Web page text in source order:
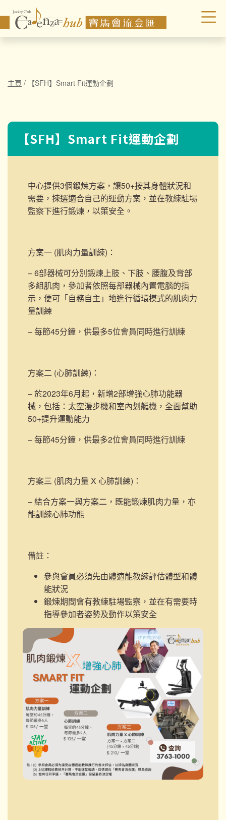
主頁 / 【SFH】Smart Fit運動企劃
【SFH】Smart Fit運動企劃
中心提供3個鍛煉方案，讓50+按其身體狀況和
需要，揀選適合自己的運動方案，並在教練駐場
監察下進行鍛煉，以策安全。
方案一 (肌肉力量訓練) ：
– 6部器械可分別鍛煉上肢、下肢、腰腹及背部
多組肌肉，參加者依照每部器械內置電腦的指
示，便可「自務自主」地進行循環模式的肌肉力
量訓練
– 每節45分鐘，供最多5位會員同時進行訓練
方案二 (心肺訓練) ：
– 於2023年6月起，新增2部增強心肺功能器
械，包括：太空漫步機和室內划艇機， 全面幫助
50+提升運動能力
– 每節45分鐘，供最多2位會員同時進行訓練
方案三 (肌肉力量 X 心肺訓練) ：
– 結合方案一與方案二，既能鍛煉肌肉力量，亦
能訓練心肺功能
備註：
參與會員必須先由體適能教練評估體型和體
能狀況
鍛煉期間會有教練駐場監察，並在有需要時
指導參加者姿勢及動作以策安全